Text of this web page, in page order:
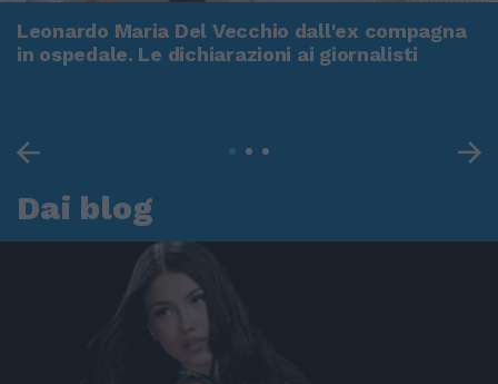
Leonardo Maria Del Vecchio dall'ex compagna
in ospedale. Le dichiarazioni ai giornalisti
Dai blog